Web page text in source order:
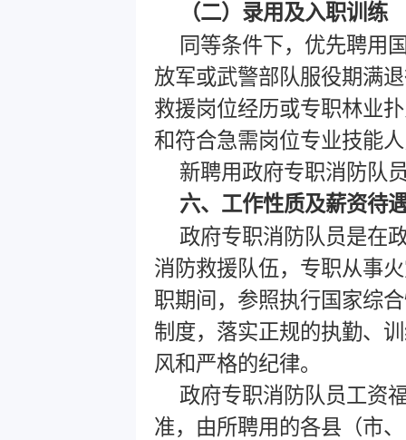
（二）录用及入职训练
同等条件下，优先聘用
放军或武警部队服役期满
救援岗位经历或专职林业
和符合急需岗位专业技能
新聘用政府专职消防队
六、工作性质及薪资待
政府专职消防队员是在
消防救援队伍，专职从事
职期间，参照执行国家综
制度，落实正规的执勤、
风和严格的纪律。
政府专职消防队员工资
准，由所聘用的各县（市